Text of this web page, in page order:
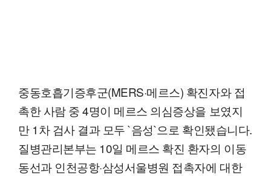
중동호흡기증후군(MERS·메르스) 확진자와 접
촉한 사람 중 4명이 메르스 의심증상을 보였지
만 1차 검사 결과 모두 `음성`으로 확인됐습니다.
질병관리본부는 10일 메르스 확진 환자의 이동
동선과 인천공항·삼성서울병원 접촉자에 대한